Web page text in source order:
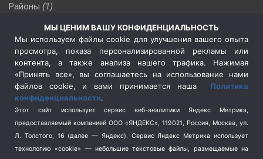
Районы (1)
(509)
Сельское хозяйство (3)
Социальная политика
(3)
Спецоперация в Украине
Спецоперация на Украине
(404)
Спорт (740)
Терроризм (1)
Транспорт (262)
МЫ ЦЕНИМ ВАШУ КОНФИДЕНЦИАЛЬНОСТЬ
Мы используем файлы cookie для улучшения вашего опыта
просмотра, показа персонализированной рекламы или
контента, а также анализа нашего трафика. Нажимая
«Принять все», вы соглашаетесь на использование нами
файлов cookie, и вами принимается наша Политика
конфиденциальности.
Этот сайт использует сервис веб-аналитики Яндекс Метрика,
предоставляемый компанией ООО «ЯНДЕКС», 119021, Россия, Москва, ул.
Л. Толстого, 16 (далее — Яндекс). Сервис Яндекс Метрика использует
технологию «cookie» — небольшие текстовые файлы, размещаемые на